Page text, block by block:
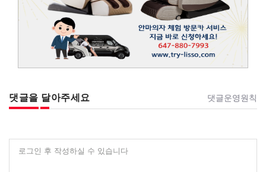
댓글을 달아주세요 댓글운영원칙
로그인 후 작성하실 수 있습니다